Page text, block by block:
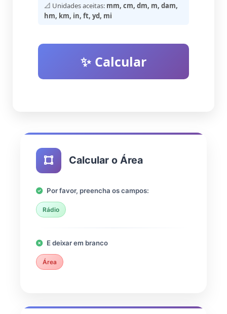
📐 Unidades aceitas: mm, cm, dm, m, dam,
hm, km, in, ft, yd, mi
✨ Calcular
Calcular o Área
Por favor, preencha os campos:
Rádio
E deixar em branco
Área